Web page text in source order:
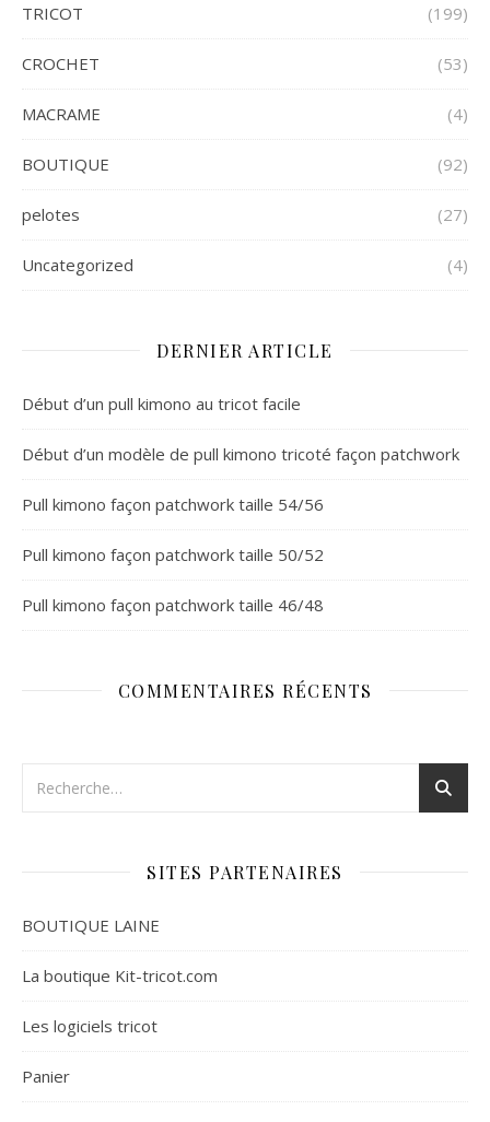
TRICOT (199)
CROCHET (53)
MACRAME (4)
BOUTIQUE (92)
pelotes (27)
Uncategorized (4)
DERNIER ARTICLE
Début d’un pull kimono au tricot facile
Début d’un modèle de pull kimono tricoté façon patchwork
Pull kimono façon patchwork taille 54/56
Pull kimono façon patchwork taille 50/52
Pull kimono façon patchwork taille 46/48
COMMENTAIRES RÉCENTS
SITES PARTENAIRES
BOUTIQUE LAINE
La boutique Kit-tricot.com
Les logiciels tricot
Panier